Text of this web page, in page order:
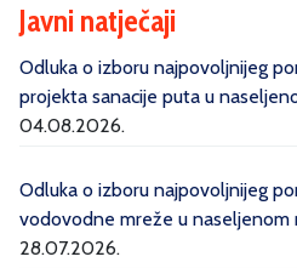
Javni natječaji
Odluka o izboru najpovoljnijeg
projekta sanacije puta u
04.08.2026.
Odluka o izboru najpovoljnijeg
vodovodne mreže u naseljenom
28.07.2026.